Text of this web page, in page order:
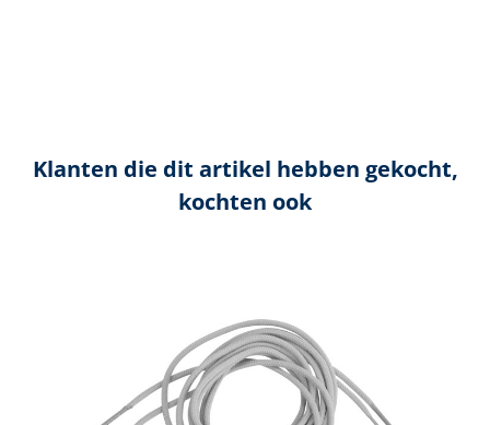
Klanten die dit artikel hebben gekocht,
kochten ook